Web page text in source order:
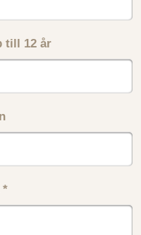
till 12 år
*